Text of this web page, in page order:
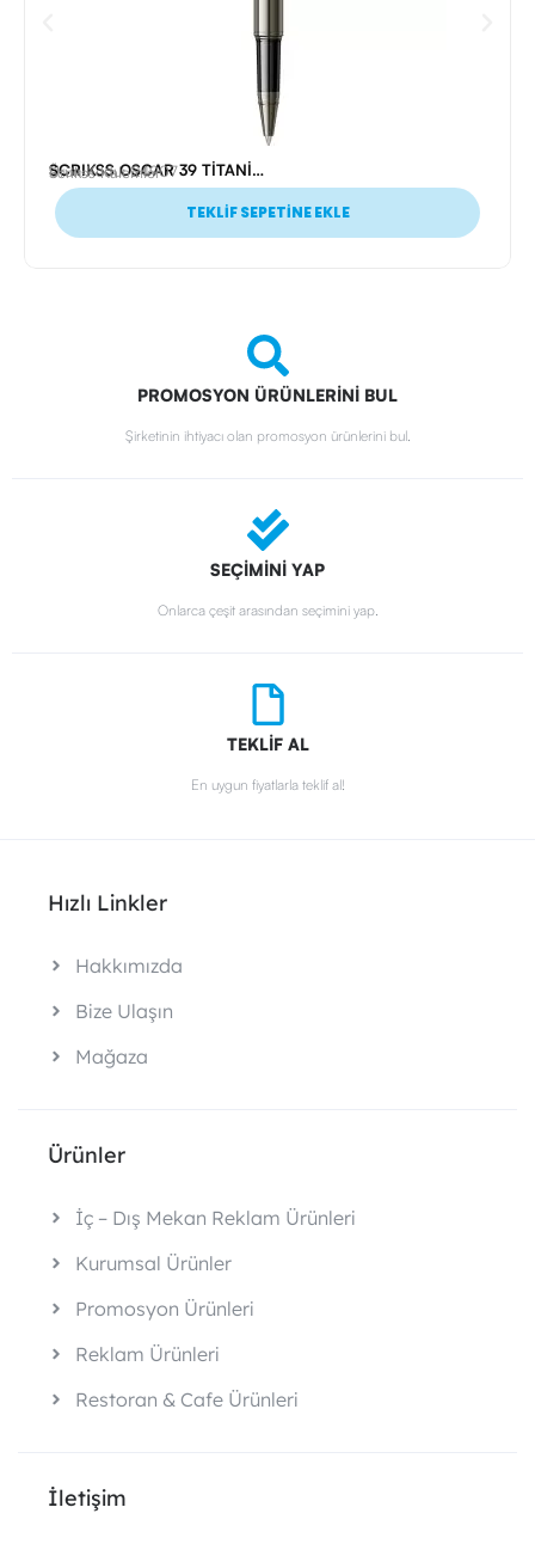
SCRIKSS OSCAR 39 TİTANİUM ROLLER KALEM
Ürün Kodu: 24907
Scrikss Kalemler
TEKLİF SEPETİNE EKLE
PROMOSYON ÜRÜNLERİNİ BUL
Şirketinin ihtiyacı olan promosyon ürünlerini bul.
SEÇİMİNİ YAP
Onlarca çeşit arasından seçimini yap.
TEKLİF AL
En uygun fiyatlarla teklif al!
Hızlı Linkler
Hakkımızda
Bize Ulaşın
Mağaza
Ürünler
İç – Dış Mekan Reklam Ürünleri
Kurumsal Ürünler
Promosyon Ürünleri
Reklam Ürünleri
Restoran & Cafe Ürünleri
İletişim